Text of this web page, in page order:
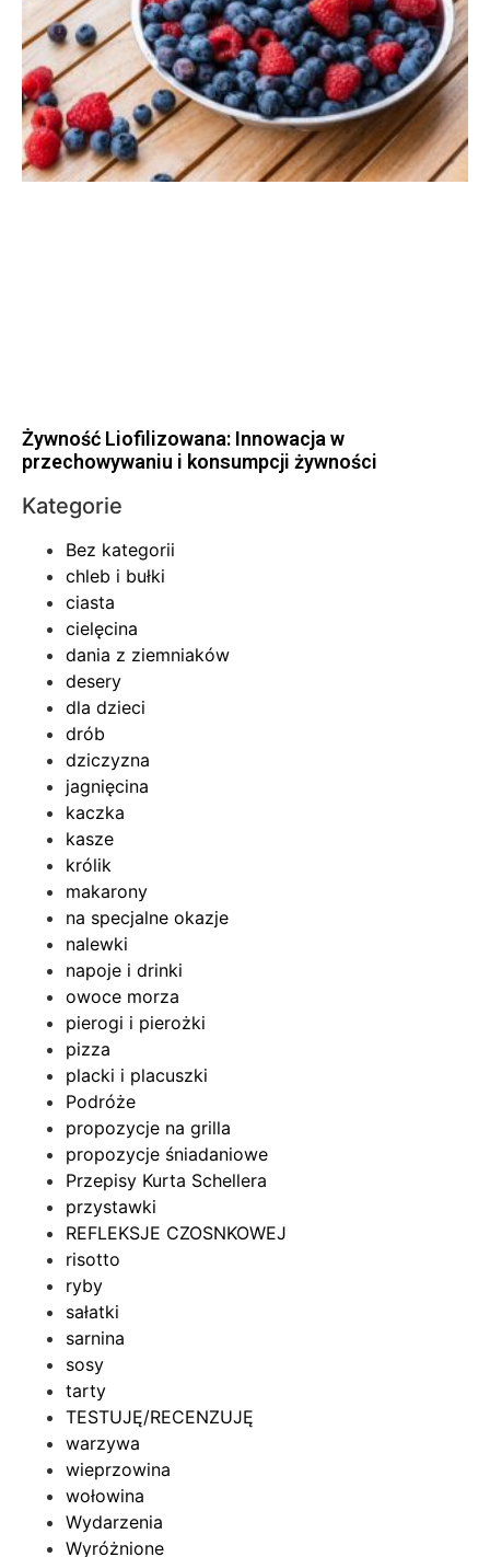
Żywność Liofilizowana: Innowacja w
przechowywaniu i konsumpcji żywności
Kategorie
Bez kategorii
chleb i bułki
ciasta
cielęcina
dania z ziemniaków
desery
dla dzieci
drób
dziczyzna
jagnięcina
kaczka
kasze
królik
makarony
na specjalne okazje
nalewki
napoje i drinki
owoce morza
pierogi i pierożki
pizza
placki i placuszki
Podróże
propozycje na grilla
propozycje śniadaniowe
Przepisy Kurta Schellera
przystawki
REFLEKSJE CZOSNKOWEJ
risotto
ryby
sałatki
sarnina
sosy
tarty
TESTUJĘ/RECENZUJĘ
warzywa
wieprzowina
wołowina
Wydarzenia
Wyróżnione